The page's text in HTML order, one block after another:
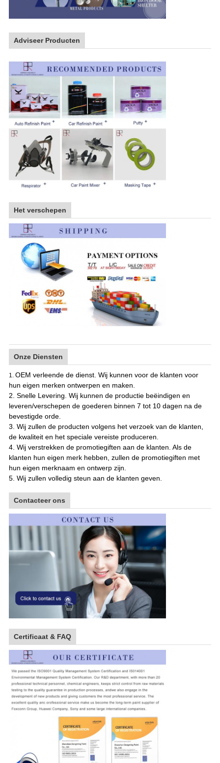
Adviseer Producten
Het verschepen
Onze Diensten
1. OEM verleende de dienst. Wij kunnen voor de klanten voor
hun eigen merken ontwerpen en maken.
2. Snelle Levering. Wij kunnen de productie beëindigen en
leveren/verschepen de goederen binnen 7 tot 10 dagen na de
bevestigde orde.
3. Wij zullen de producten volgens het verzoek van de klanten,
de kwaliteit en het speciale vereiste produceren.
4. Wij verstrekken de promotiegiften aan de klanten. Als de
klanten hun eigen merk hebben, zullen de promotiegiften met
hun eigen merknaam en ontwerp zijn.
5. Wij zullen volledig steun aan de klanten geven
Contacteer ons
Certificaat & FAQ